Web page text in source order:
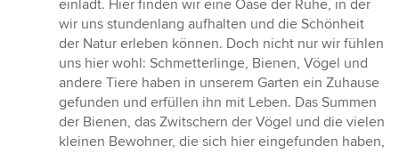
einlädt. Hier finden wir eine Oase der Ruhe, in der
wir uns stundenlang aufhalten und die Schönheit
der Natur erleben können. Doch nicht nur wir fühlen
uns hier wohl: Schmetterlinge, Bienen, Vögel und
andere Tiere haben in unserem Garten ein Zuhause
gefunden und erfüllen ihn mit Leben. Das Summen
der Bienen, das Zwitschern der Vögel und die vielen
kleinen Bewohner, die sich hier eingefunden haben,